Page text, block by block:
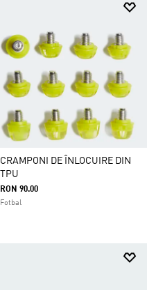
CRAMPONI DE ÎNLOCUIRE DIN
TPU
RON 90.00
Fotbal